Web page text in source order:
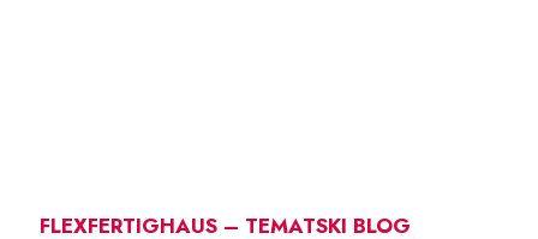
FLEXFERTIGHAUS – TEMATSKI BLOG